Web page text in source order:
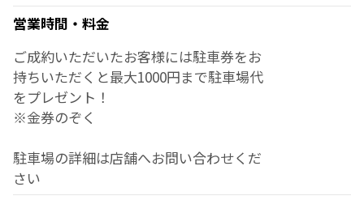
営業時間・料金
ご成約いただいたお客様には駐車券をお
持ちいただくと最大1000円まで駐車場代
をプレゼント！
※金券のぞく
駐車場の詳細は店舗へお問い合わせくだ
さい